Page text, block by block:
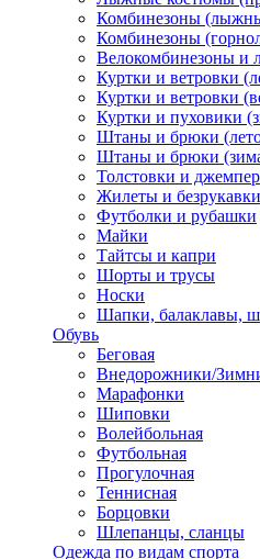
Комбинезоны
Комбинезоны
Велокомбинезоны и
Куртки и ветровки
Куртки и ветровки
Куртки и пуховики
Штаны и брюки
Штаны и брюки
Толстовки и
Жилеты и безрукавки
Футболки и рубашки
Майки
Тайтсы и капри
Шорты и трусы
Носки
Шапки, балаклавы,
Обувь
Беговая
Внедорожники/
Марафонки
Шиповки
Волейбольная
Футбольная
Прогулочная
Теннисная
Борцовки
Шлепанцы, сланцы
Одежда по видам спорта